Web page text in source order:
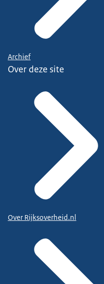
Archief
Over deze site
Over Rijksoverheid.nl